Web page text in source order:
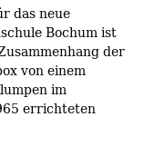
das neue
Bochum ist
der
von einem
im
errichteten